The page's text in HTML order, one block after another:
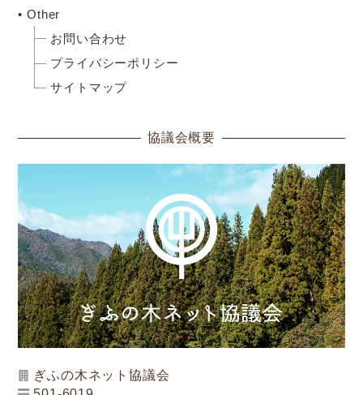
Other
お問い合わせ
プライバシーポリシー
サイトマップ
協議会概要
ぎふの木ネット協議会